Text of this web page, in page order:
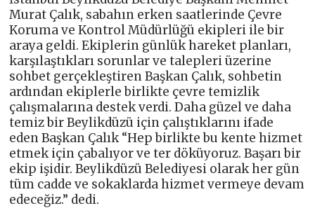
Murat Çalık, sabahın erken saatlerinde Çevre
Koruma ve Kontrol Müdürlüğü ekipleri ile bir
araya geldi. Ekiplerin günlük hareket planları,
karşılaştıkları sorunlar ve talepleri üzerine
sohbet gerçekleştiren Başkan Çalık, sohbetin
ardından ekiplerle birlikte çevre temizlik
çalışmalarına destek verdi. Daha güzel ve daha
temiz bir Beylikdüzü için çalıştıklarını ifade
eden Başkan Çalık “Hep birlikte bu kente hizmet
etmek için çabalıyor ve ter döküyoruz. Başarı bir
ekip işidir. Beylikdüzü Belediyesi olarak her gün
tüm cadde ve sokaklarda hizmet vermeye devam
edeceğiz.” dedi.